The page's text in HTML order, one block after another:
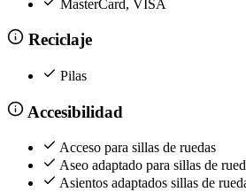
MasterCard, VISA
Reciclaje
Pilas
Accesibilidad
Acceso para sillas de ruedas
Aseo adaptado para sillas de
Asientos adaptados sillas de